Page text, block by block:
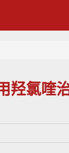
羟氯喹